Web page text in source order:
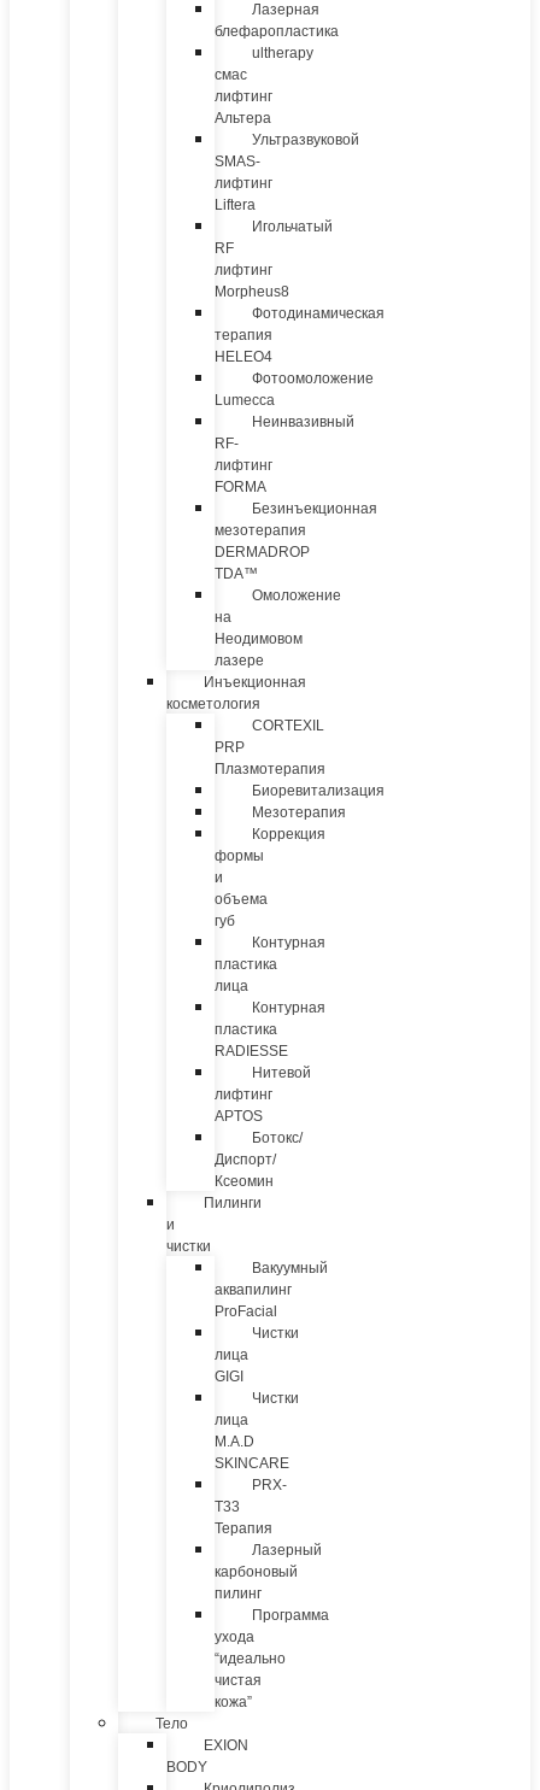
Лазерная
блефаропластика
ultherapy
смас
лифтинг
Альтера
Ультразвуковой
SMAS-
лифтинг
Liftera
Игольчатый
RF
лифтинг
Morpheus8
Фотодинамическая
терапия
HELEO4
Фотоомоложение
Lumecca
Неинвазивный
RF-
лифтинг
FORMA
Безинъекционная
мезотерапия
DERMADROP
TDA™
Омоложение
на
Неодимовом
лазере
Инъекционная
косметология
CORTEXIL
PRP
Плазмотерапия
Биоревитализация
Мезотерапия
Коррекция
формы
и
объема
губ
Контурная
пластика
лица
Контурная
пластика
RADIESSE
Нитевой
лифтинг
APTOS
Ботокс/
Диспорт/
Ксеомин
Пилинги
и
чистки
Вакуумный
аквапилинг
ProFacial
Чистки
лица
GIGI
Чистки
лица
M.A.D
SKINCARE
PRX-
T33
Терапия
Лазерный
карбоновый
пилинг
Программа
ухода
“идеально
чистая
кожа”
Тело
EXION
BODY